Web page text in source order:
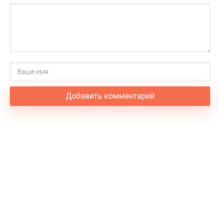
Добавить комментарий